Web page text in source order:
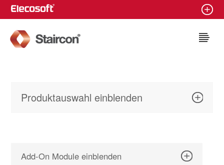
Produktauswahl einblenden
Add-On Module einblenden